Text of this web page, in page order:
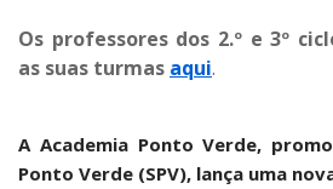
Os professores dos 2.º e 3º
as suas turmas aqui.
A Academia Ponto Verde,
Ponto Verde (SPV), lança uma